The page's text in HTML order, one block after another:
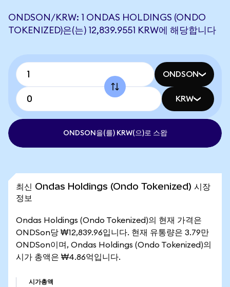
ONDSON/KRW: 1 ONDAS HOLDINGS (ONDO
TOKENIZED)은(는) 12,839.9551 KRW에 해당합니다
ONDSON
KRW
ONDSON을(를) KRW(으)로 스왑
최신 Ondas Holdings (Ondo Tokenized) 시장
정보
Ondas Holdings (Ondo Tokenized)의 현재 가격은
ONDSon당 ₩12,839.96입니다. 현재 유통량은 3.79만
ONDSon이며, Ondas Holdings (Ondo Tokenized)의
시가 총액은 ₩4.86억입니다.
시가총액